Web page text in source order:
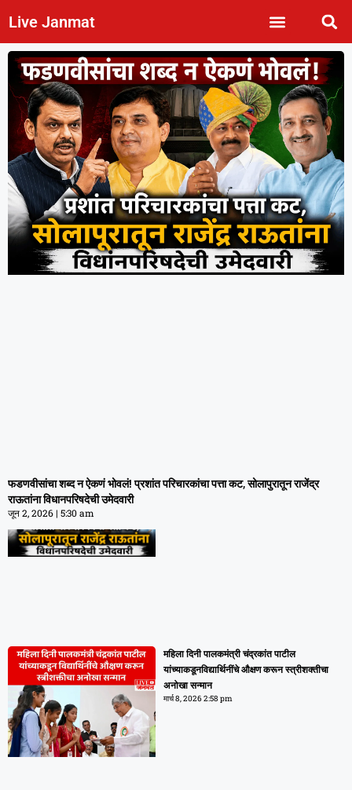
Live Janmat
फडणवीसांचा शब्द न ऐकणं भोवलं! प्रशांत परिचारकांचा पत्ता कट, सोलापुरातून राजेंद्र
राऊतांना विधानपरिषदेची उमेदवारी
जून 2, 2026 5:30 am
पत्ता कट, सोलापुरातून राजेंद्र राऊतांना विधानपरिषदेची
महिला दिनी पालकमंत्री चंद्रकांत पाटील
यांच्याकडूनविद्यार्थिनींचे औक्षण करून स्त्रीशक्तीचा
अनोखा सन्मान
मार्च 8, 20262:58 pm